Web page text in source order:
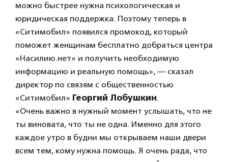
можно быстрее нужна психологическая и
юридическая поддержка. Поэтому теперь в
«Ситимобил» появился промокод, который
поможет женщинам бесплатно добраться центра
«Насилию.нет» и получить необходимую
информацию и реальную помощь», — сказал
директор по связям с общественностью
«Ситимобил» Георгий Лобушкин.
«Очень важно в нужный момент услышать, что не
ты виновата, что ты не одна. Именно для этого
каждое утро в будни мы открываем наши двери
всем тем, кому нужна помощь. Я очень рада, что